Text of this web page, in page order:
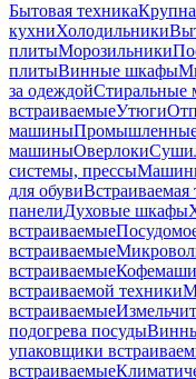
Бытовая техника
кухниХолодильники
плитыМорозильники
плитыВинные шкафы
за одеждой
встраиваемыеУтюги
машины
машиныОверлоки
системы, прессы
для обувиВстраиваемая
панелиДуховые шкафы
встраиваемые
встраиваемые
встраиваемые
встраиваемой техники
встраиваемые
подогрева посуды
упаковщики
встраиваемые